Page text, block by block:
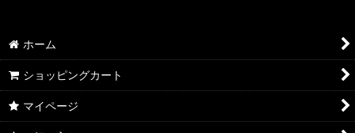
ホーム
ショッピングカート
マイページ